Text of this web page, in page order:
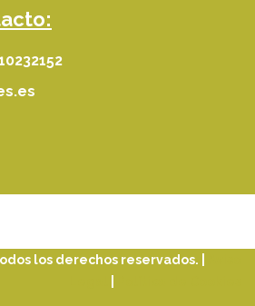
los derechos reservados. |